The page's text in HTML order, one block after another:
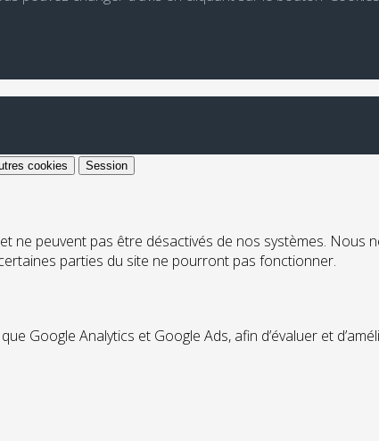
cookies Session
ne peuvent pas être désactivés de nos systèmes. Nous
parties du site ne pourront pas fonctionner.
Google Analytics et Google Ads, afin d’évaluer et